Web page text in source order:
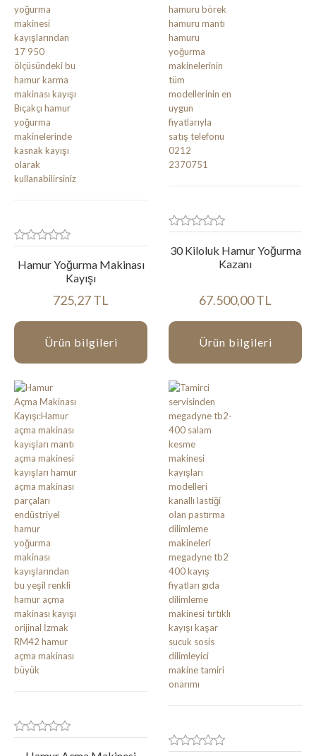
Hamur Yoğurma Makinası
Kayışı
725,27 TL
Ürün bilgileri
30 Kiloluk Hamur Yoğurma
Kazanı
67.500,00 TL
Ürün bilgileri